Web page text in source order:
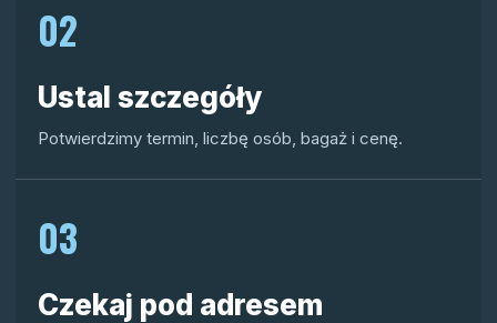
02
Ustal szczegóły
Potwierdzimy termin, liczbę osób, bagaż i cenę.
03
Czekaj pod adresem